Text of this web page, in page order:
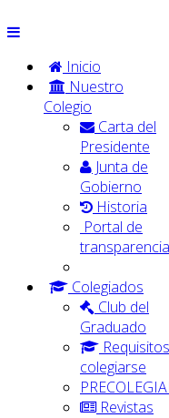
Inicio
Nuestro
Colegio
Carta del
Presidente
Junta de
Gobierno
Historia
Portal de
transparencia
Colegiados
Club del
Graduado
colegiarse
Revistas